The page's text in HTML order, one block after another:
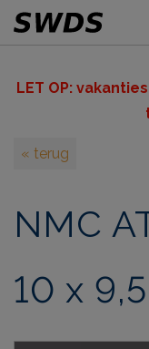
LET OP: v
« terug
NMC
10 x